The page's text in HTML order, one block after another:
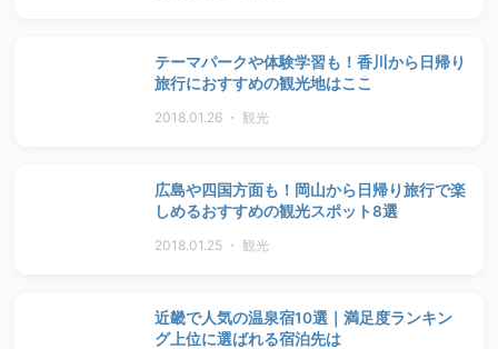
テーマパークや体験学習も！香川から日帰り
旅行におすすめの観光地はここ
2018.01.26 ・ 観光
広島や四国方面も！岡山から日帰り旅行で楽
しめるおすすめの観光スポット8選
2018.01.25 ・ 観光
近畿で人気の温泉宿10選｜満足度ランキン
グ上位に選ばれる宿泊先は